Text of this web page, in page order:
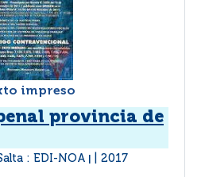
impreso
provincia de
: EDI-NOA 2017